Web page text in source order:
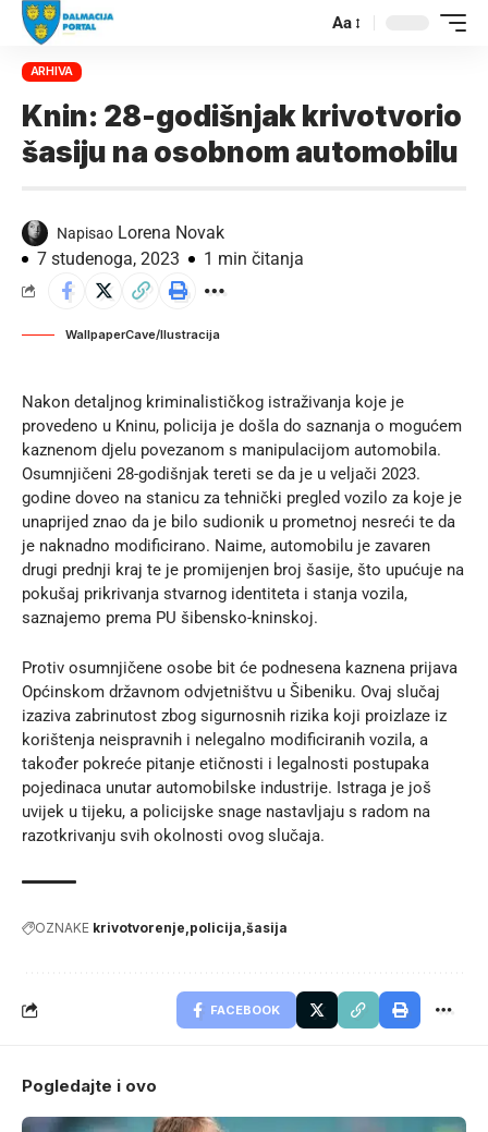
Aa
ARHIVA
Knin: 28-godišnjak krivotvorio
šasiju na osobnom automobilu
Napisao Lorena Novak
7 studenoga, 2023
1 min čitanja
WallpaperCave/Ilustracija
Nakon detaljnog kriminalističkog istraživanja koje je
provedeno u Kninu, policija je došla do saznanja o mogućem
kaznenom djelu povezanom s manipulacijom automobila.
Osumnjičeni 28-godišnjak tereti se da je u veljači 2023.
godine doveo na stanicu za tehnički pregled vozilo za koje je
unaprijed znao da je bilo sudionik u prometnoj nesreći te da
je naknadno modificirano. Naime, automobilu je zavaren
drugi prednji kraj te je promijenjen broj šasije, što upućuje na
pokušaj prikrivanja stvarnog identiteta i stanja vozila,
saznajemo prema PU šibensko-kninskoj.
Protiv osumnjičene osobe bit će podnesena kaznena prijava
Općinskom državnom odvjetništvu u Šibeniku. Ovaj slučaj
izaziva zabrinutost zbog sigurnosnih rizika koji proizlaze iz
korištenja neispravnih i nelegalno modificiranih vozila, a
također pokreće pitanje etičnosti i legalnosti postupaka
pojedinaca unutar automobilske industrije. Istraga je još
uvijek u tijeku, a policijske snage nastavljaju s radom na
razotkrivanju svih okolnosti ovog slučaja.
OZNAKE krivotvorenje policija šasija
FACEBOOK
Pogledajte i ovo